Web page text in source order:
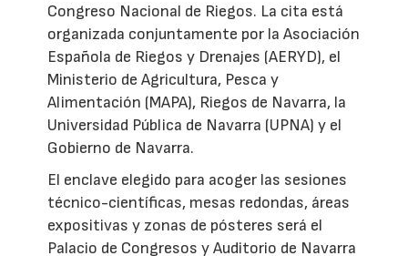
Congreso Nacional de Riegos. La cita está
organizada conjuntamente por la Asociación
Española de Riegos y Drenajes (AERYD), el
Ministerio de Agricultura, Pesca y
Alimentación (MAPA), Riegos de Navarra, la
Universidad Pública de Navarra (UPNA) y el
Gobierno de Navarra.
El enclave elegido para acoger las sesiones
técnico-científicas, mesas redondas, áreas
expositivas y zonas de pósteres será el
Palacio de Congresos y Auditorio de Navarra